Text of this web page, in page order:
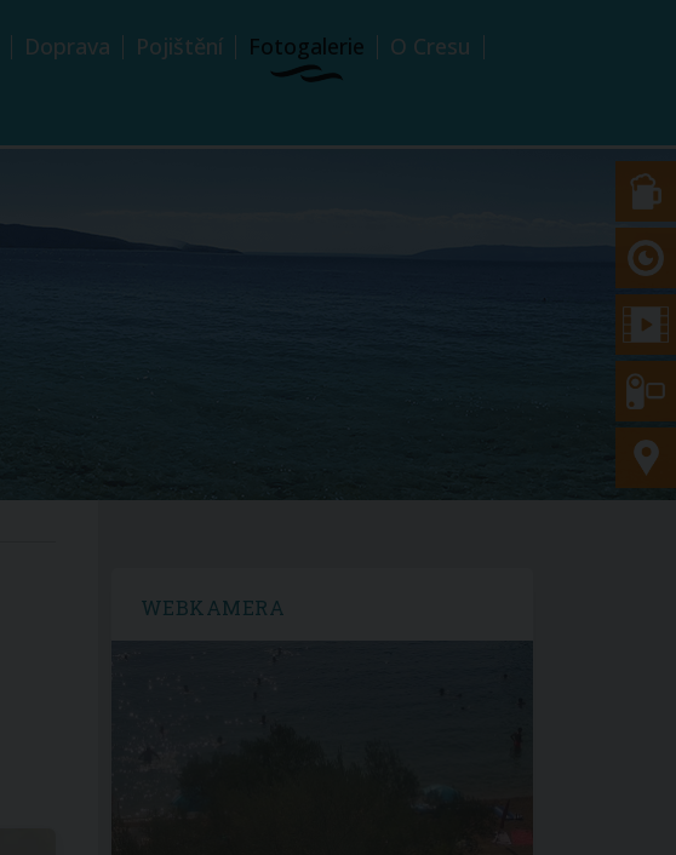
Doprava Pojištění Fotogalerie
O Cresu
WEBKAMERA